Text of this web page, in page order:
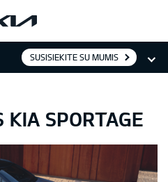
SUSISIEKITE SU MUMIS
KIA SPORTAGE